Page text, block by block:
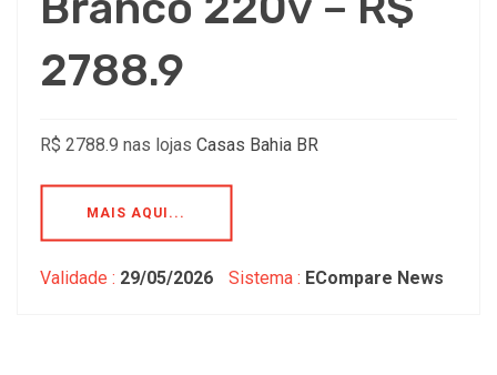
2788.9
R$ 2788.9 nas lojas Casas Bahia BR
MAIS AQUI...
Validade : 29/05/2026 Sistema : ECompare News